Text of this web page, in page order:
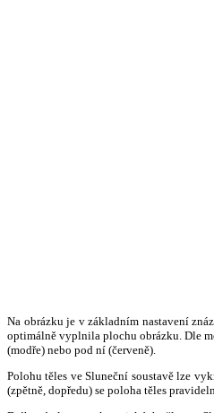
Na obrázku je v základním nastavení
optimálně vyplnila plochu obrázku. Dle
(modře) nebo pod ní (červeně).
Polohu těles ve Sluneční soustavě lze
(zpětně, dopředu) se poloha těles